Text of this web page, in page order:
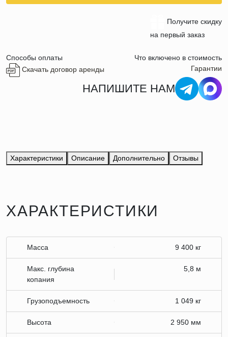
Получите скидку
на первый заказ
Способы оплаты
Что включено в стоимость
Скачать договор аренды
Гарантии
НАПИШИТЕ НАМ
Характеристики Описание Дополнительно Отзывы
ХАРАКТЕРИСТИКИ
Масса 9 400 кг
Макс. глубина
копания
5,8 м
Грузоподъемность 1 049 кг
Высота 2 950 мм